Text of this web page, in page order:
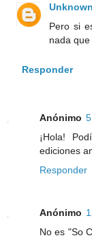
Unknown
Pero si
nada
Responder
Anónimo
¡Hola!
ediciones
Responder
Anónimo
No es "So